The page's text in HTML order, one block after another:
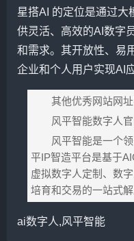
星搭AI 的定位是通过大
供灵活、高效的AI数字
和需求。其开放性、易
企业和个人用户实现AI
其他优秀网站网
风平智能数字人
风平智能是一个
平IP智造平台是基于
虚拟数字人定制、数
培育和交易的一站式解
ai数字人,风平智能